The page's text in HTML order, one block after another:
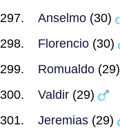
Anselmo (30)
Florencio (30)
Romualdo (29)
Valdir (29)
Jeremias (29)